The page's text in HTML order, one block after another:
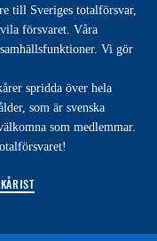
till Sveriges totalförsvar,
försvaret. Våra
Vi gör
spridda över hela
som är svenska
som medlemmar.